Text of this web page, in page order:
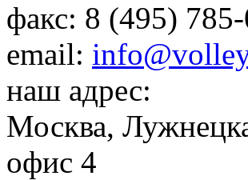
факс: 8 (495)
email:
наш адрес:
Москва,
офис 4